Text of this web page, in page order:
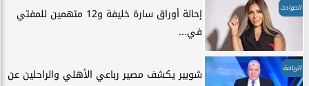
الحوادث
إحالة أوراق سارة خليفة و12 متهمين للمفتي
في...
الرياضة
شوبير يكشف مصير رباعي الأهلي والراحلين عن